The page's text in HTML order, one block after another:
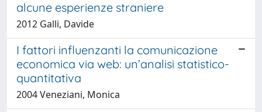
alcune esperienze straniere
2012 Galli, Davide
I fattori influenzanti la comunicazione
economica via web: un’analisi statistico-
quantitativa
2004 Veneziani, Monica